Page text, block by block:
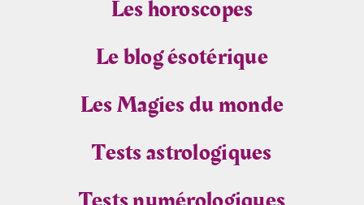
Les horoscopes
Le blog ésotérique
Les Magies du monde
Tests astrologiques